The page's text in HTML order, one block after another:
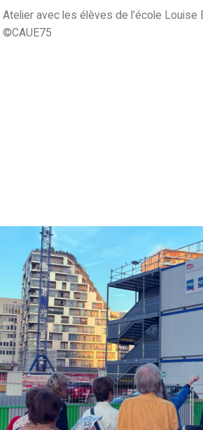
Atelier avec les élèves de l’école Louise
©CAUE75